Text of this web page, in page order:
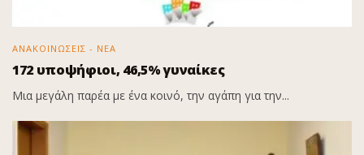
ΑΝΑΚΟΙΝΩΣΕΙΣ - ΝΕΑ
172 υποψήφιοι, 46,5% γυναίκες
Μια μεγάλη παρέα με ένα κοινό, την αγάπη για την...